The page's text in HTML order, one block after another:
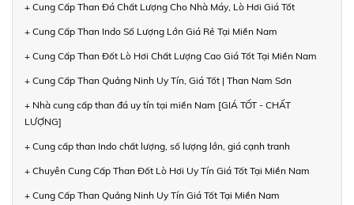
+ Cung Cấp Than Đá Chất Lượng Cho Nhà Máy, Lò Hơi Giá Tốt
+ Cung Cấp Than Indo Số Lượng Lớn Giá Rẻ Tại Miền Nam
+ Cung Cấp Than Đốt Lò Hơi Chất Lượng Cao Giá Tốt Tại Miền Nam
+ Cung Cấp Than Quảng Ninh Uy Tín, Giá Tốt | Than Nam Sơn
+ Nhà cung cấp than đá uy tín tại miền Nam [GIÁ TỐT - CHẤT
LƯỢNG]
+ Cung cấp than Indo chất lượng, số lượng lớn, giá cạnh tranh
+ Chuyên Cung Cấp Than Đốt Lò Hơi Uy Tín Giá Tốt Tại Miền Nam
+ Cung Cấp Than Quảng Ninh Uy Tín Giá Tốt Tại Miền Nam